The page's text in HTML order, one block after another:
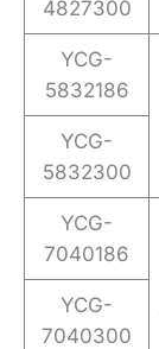
4827300
YCG-
5832186
YCG-
5832300
YCG-
7040186
YCG-
7040300